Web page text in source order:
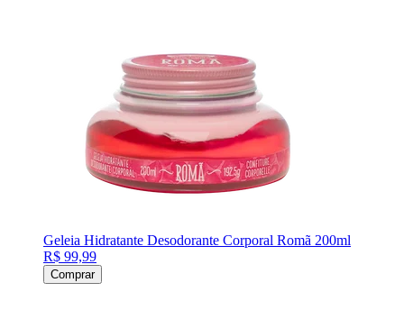
Geleia Hidratante Desodorante Corporal Romã 200ml
R$ 99,99
Comprar